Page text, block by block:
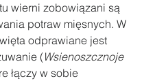
wierni zobowiązani są
potraw mięsnych. W
odprawiane jest
(Wsienoszcznoje
łączy w sobie